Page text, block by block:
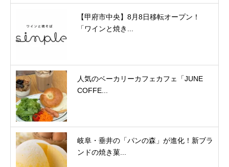
【甲府市中央】8月8日移転オープン！
「ワインと焼き...
人気のベーカリーカフェカフェ「JUNE
COFFE...
岐阜・垂井の「パンの森」が進化！新ブラ
ンドの焼き菓...